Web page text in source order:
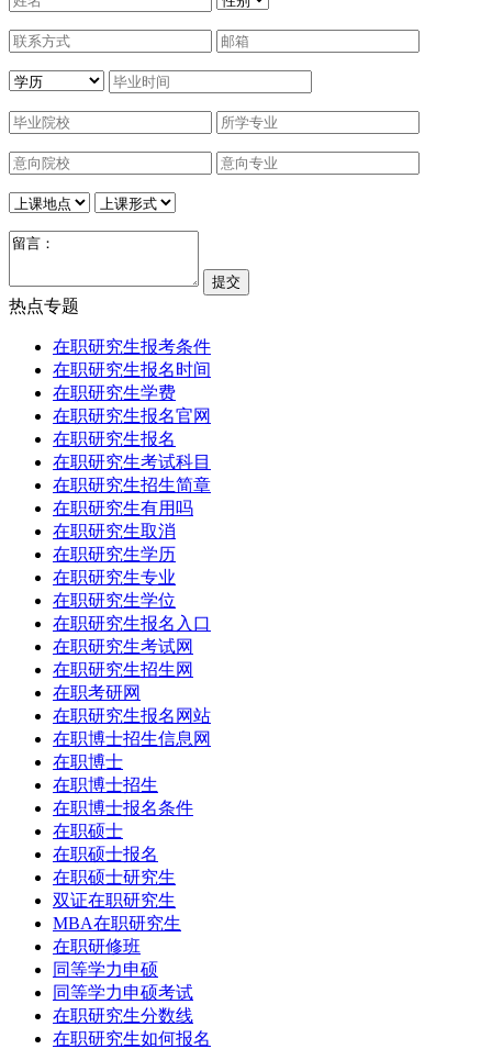
热点专题
在职研究生报考条件
在职研究生报名时间
在职研究生学费
在职研究生报名官网
在职研究生报名
在职研究生考试科目
在职研究生招生简章
在职研究生有用吗
在职研究生取消
在职研究生学历
在职研究生专业
在职研究生学位
在职研究生报名入口
在职研究生考试网
在职研究生招生网
在职考研网
在职研究生报名网站
在职博士招生信息网
在职博士
在职博士招生
在职博士报名条件
在职硕士
在职硕士报名
在职硕士研究生
双证在职研究生
MBA在职研究生
在职研修班
同等学力申硕
同等学力申硕考试
在职研究生分数线
在职研究生如何报名